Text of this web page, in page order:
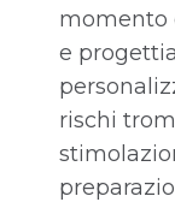
momento
e
rischi